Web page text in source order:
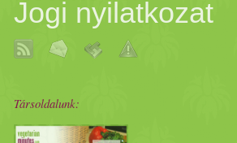
Jogi nyilatkozat
Társoldalunk: